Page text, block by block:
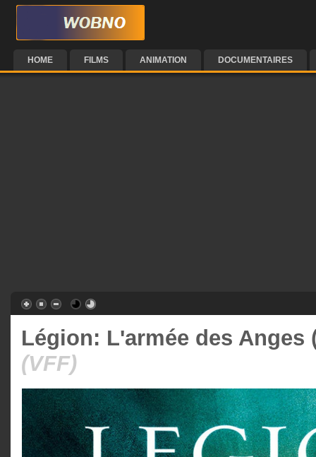
HOME FILMS ANIMATION DOCUMENTAIRES
Légion: L'armée des Anges
(VFF)